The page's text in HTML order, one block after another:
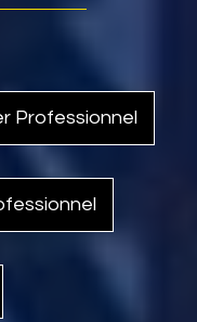
Professionnel